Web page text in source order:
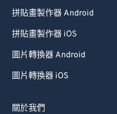
拼貼畫製作器 Android
拼貼畫製作器 iOS
圖片轉換器 Android
圖片轉換器 iOS
關於我們